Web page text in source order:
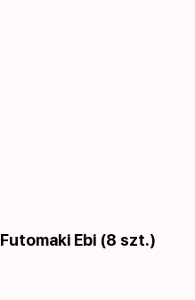
Futomaki Ebi (8 szt.)